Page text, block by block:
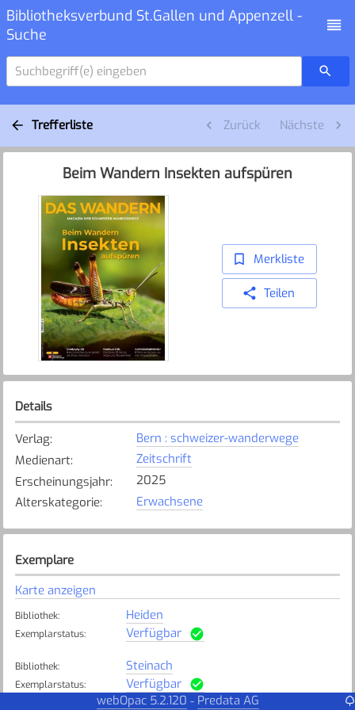
Bibliotheksverbund St.Gallen und Appenzell -
Suche
Suchbegriff(e) eingeben
Trefferliste Zurück Nächste
Beim Wandern Insekten aufspüren
Merkliste
Teilen
Details
Verlag:
Bern : schweizer-wanderwege
Medienart:
Zeitschrift
Erscheinungsjahr:
2025
Alterskategorie: Erwachsene
Exemplare
Karte anzeigen
Bibliothek: Heiden
Exemplarstatus: Verfügbar
Bibliothek: Steinach
Exemplarstatus:
Verfügbar
webOpac 5.2.120 - Predata AG